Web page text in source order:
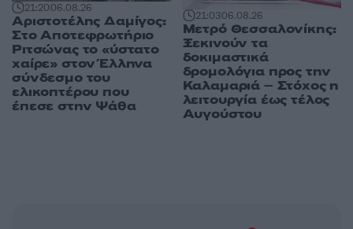
21:2006.08.26
Αριστοτέλης Δαμίγος:
Στο Αποτεφρωτήριο
Ριτσώνας το «ύστατο
χαίρε» στον Έλληνα
σύνδεσμο του
ελικοπτέρου που
έπεσε στην Ψάθα
21:0306.08.26
Μετρό Θεσσαλονίκης:
Ξεκινούν τα
δοκιμαστικά
δρομολόγια προς την
Καλαμαριά – Στόχος η
λειτουργία έως τέλος
Αυγούστου